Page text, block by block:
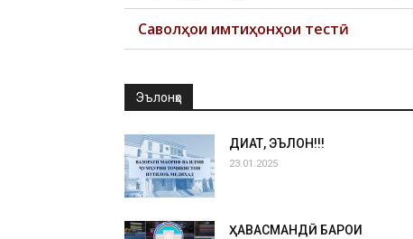
Саволҳои имтиҳонҳои тестӣ
Эълонҳо
ДИҚҚАТ, ЭЪЛОН!!!
23.01.2025
ҲАВАСМАНДӢ БАРОИ